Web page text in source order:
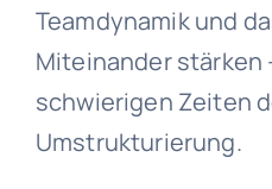
Teamdynamik und
Miteinander stärken
schwierigen Zeiten
Umstrukturierung.